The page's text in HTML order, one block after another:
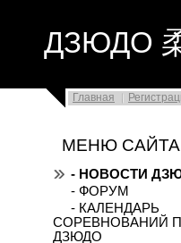
ДЗЮДО
Главная
МЕНЮ САЙТА
- НОВОСТИ
- ФОРУМ
- КАЛЕНДАРЬ
СОРЕВНОВАНИЙ
ДЗЮДО